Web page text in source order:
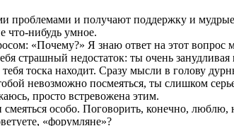
проблемами и получают поддержку и
что-нибудь умное.
«Почему?» Я знаю ответ на этот вопрос
страшный недостаток: ты очень
тоска находит. Сразу мысли в голову
невозможно посмеяться, ты слишком
просто встревожена этим.
особо. Поговорить, конечно, люблю,
«форумляне»?